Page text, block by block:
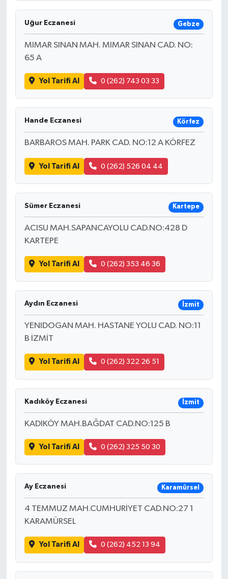
Uğur Eczanesi Gebze
MIMAR SINAN MAH. MIMAR SINAN CAD. NO:
65 A
Yol Tarifi Al 0 (262) 743 03 33
Hande Eczanesi Körfez
BARBAROS MAH. PARK CAD. NO:12 A KÖRFEZ
Yol Tarifi Al 0 (262) 526 04 44
Sümer Eczanesi Kartepe
ACISU MAH.SAPANCAYOLU CAD.NO:428 D
KARTEPE
Yol Tarifi Al 0 (262) 353 46 36
Aydın Eczanesi İzmit
YENIDOGAN MAH. HASTANE YOLU CAD. NO:11
B İZMİT
Yol Tarifi Al 0 (262) 322 26 51
Kadıköy Eczanesi İzmit
KADIKÖY MAH.BAĞDAT CAD.NO:125 B
Yol Tarifi Al 0 (262) 325 50 30
Ay Eczanesi Karamürsel
4 TEMMUZ MAH.CUMHURİYET CAD.NO:27 1
KARAMÜRSEL
Yol Tarifi Al 0 (262) 452 13 94